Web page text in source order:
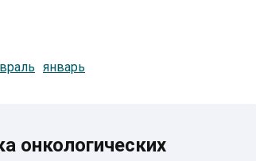
январь
онкологических